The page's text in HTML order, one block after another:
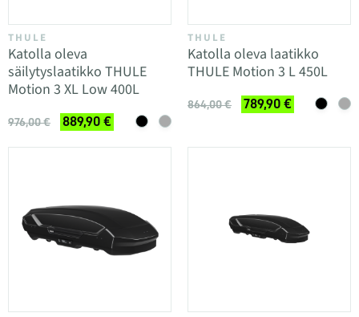
THULE
Katolla oleva
säilytyslaatikko THULE
Motion 3 XL Low 400L
976,00 € 889,90 €
THULE
Katolla oleva laatikko
THULE Motion 3 L 450L
864,00 € 789,90 €